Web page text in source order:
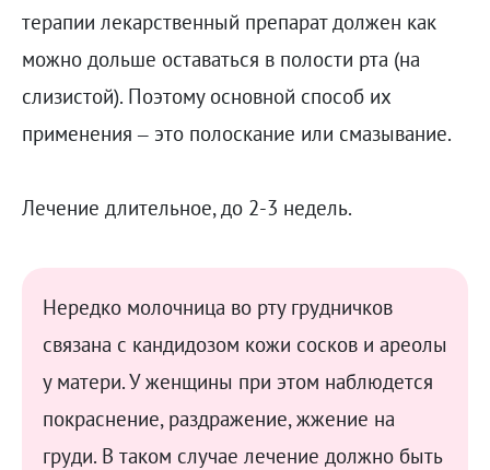
терапии лекарственный препарат должен как
можно дольше оставаться в полости рта (на
слизистой). Поэтому основной способ их
применения – это полоскание или смазывание.
Лечение длительное, до 2-3 недель.
Нередко молочница во рту грудничков
связана с кандидозом кожи сосков и ареолы
у матери. У женщины при этом наблюдется
покраснение, раздражение, жжение на
груди. В таком случае лечение должно быть